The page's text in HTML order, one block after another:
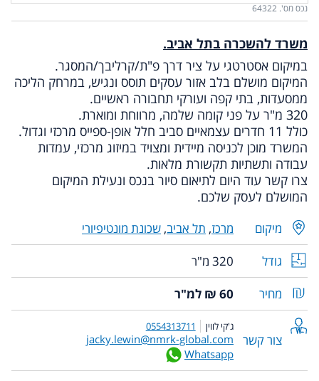
נכס מס'. 64322
משרד להשכרה בתל אביב.
במיקום אסטרטגי על ציר דרך פ"ת/קרליבך/המסגר.
המיקום מושלם בלב אזור עסקים תוסס ונגיש, במרחק הליכה
ממסעדות, בתי קפה ועורקי תחבורה ראשיים.
320 מ"ר על פני קומה שלמה, מרווחת ומוארת.
כולל 11 חדרים עצמאיים סביב חלל אופן-ספייס מרכזי וגדול.
המשרד מוכן לכניסה מיידית ומצויד במיזוג מרכזי, עמדות
עבודה ותשתיות תקשורת מלאות.
צרו קשר עוד היום לתיאום סיור בנכס ונעילת המיקום
המושלם לעסק שלכם.
מיקום מרכז, תל אביב, שכונת מונטיפיורי
גודל
320 מ"ר
מחיר
60 ₪ למ"ר
צור קשר
ג'קי לווין 0554313711
jacky.lewin@nmrk-global.com
Whatsapp